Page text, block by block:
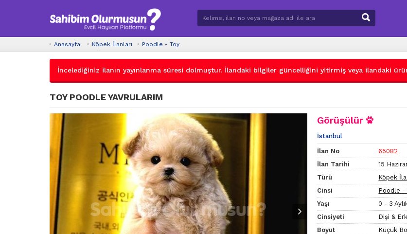
Anasayfa Köpek İlanları Poodle - Toy
İncelediğiniz ilanın yayınlanma süresi dolmuştur. İlandaki bilgiler güncelliğini yitirmiş veya ilandaki
TOY POODLE YAVRULARIM
Görüşülür
İstanbul
İlan No
65082
İlan Tarihi
15
Türü
Köpek
Cinsi
Poodle -
Yaşı
0 - 3
Cinsiyeti
Dişi &
Boyut
Küçük